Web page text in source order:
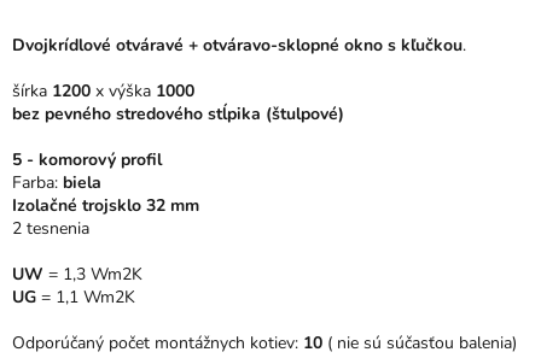
Dvojkrídlové otváravé + otváravo-sklopné okno s kľučkou.
šírka 1200 x výška 1000
bez pevného stredového stĺpika (štulpové)
5 - komorový profil
Farba: biela
Izolačné trojsklo 32 mm
2 tesnenia
UW = 1,3 Wm2K
UG = 1,1 Wm2K
Odporúčaný počet montážnych kotiev: 10 ( nie sú súčasťou balenia)
z
hviezdičiek.